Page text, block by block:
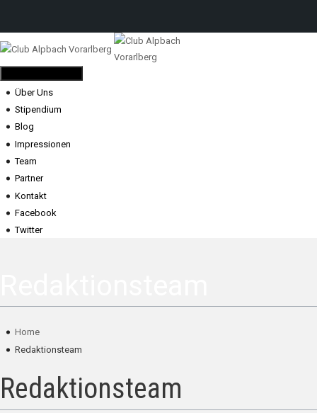
Über Uns
Stipendium
Blog
Impressionen
Team
Partner
Kontakt
Facebook
Twitter
Home
Redaktionsteam
Redaktionsteam